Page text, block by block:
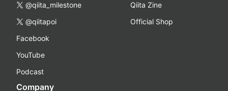
@qiita_milestone
@qiitapoi
Facebook
YouTube
Podcast
Qiita Zine
Official Shop
Company